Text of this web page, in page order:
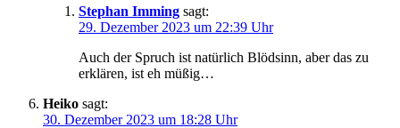
Stephan Imming sagt:
29. Dezember 2023 um 22:39 Uhr
Auch der Spruch ist natürlich Blödsinn, aber das zu
erklären, ist eh müßig…
Heiko sagt:
30. Dezember 2023 um 18:28 Uhr